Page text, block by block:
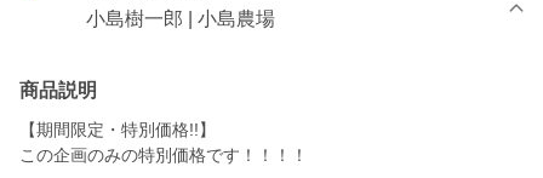
小島樹一郎 | 小島農場
商品説明
【期間限定・特別価格!!】
この企画のみの特別価格です！！！！